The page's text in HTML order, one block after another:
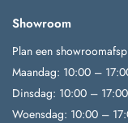
Showroom
Plan een
Maandag: 10:00 –
Dinsdag: 10:00 –
Woensdag: 10:00 –